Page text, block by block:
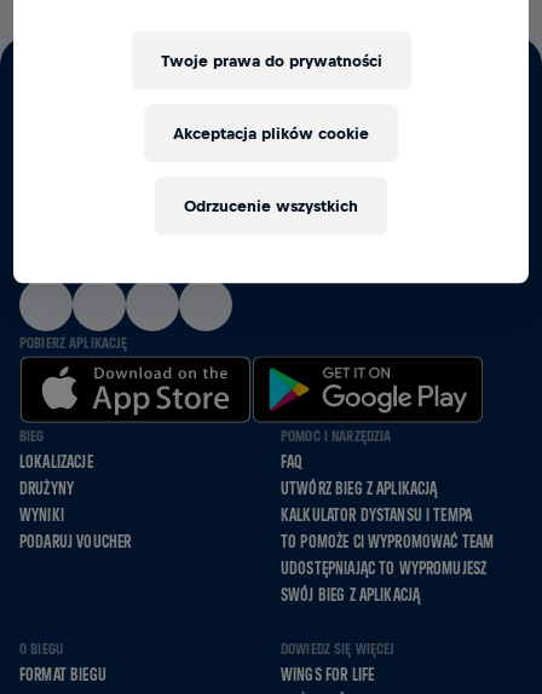
RAZEM BIEGNIEMY, JEDZIEMY NA WÓZKACH I
POBIERZ APLIKACJĘ
BIEG
LOKALIZACJE
DRUŻYNY
WYNIKI
PODARUJ VOUCHER
POMOC I NARZĘDZIA
FAQ
UTWÓRZ BIEG Z APLIKACJĄ
KALKULATOR DYSTANSU I TEMPA
TO POMOŻE CI WYPROMOWAĆ TEAM
UDOSTĘPNIAJĄC TO WYPROMUJESZ
SWÓJ BIEG Z APLIKACJĄ
O BIEGU
FORMAT BIEGU
DOWIEDZ SIĘ WIĘCEJ
WINGS FOR LIFE
Twoje prawa do prywatności
Odrzucenie wszystkich
Akceptacja plików cookie